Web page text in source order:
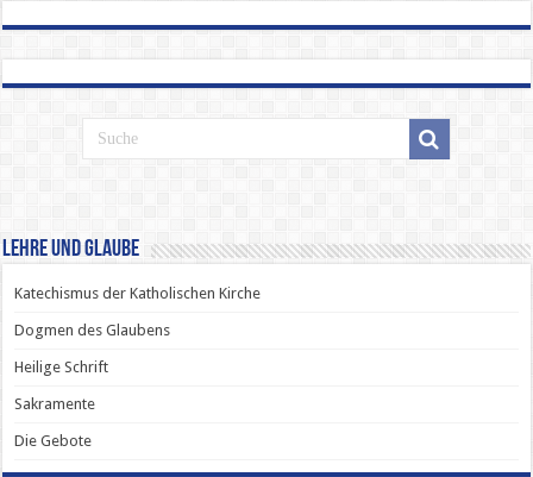
Lehre und Glaube
Katechismus der Katholischen Kirche
Dogmen des Glaubens
Heilige Schrift
Sakramente
Die Gebote